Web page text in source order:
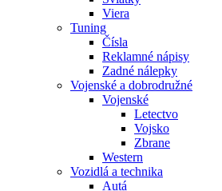
Viera
Tuning
Čísla
Reklamné nápisy
Zadné nálepky
Vojenské a dobrodružné
Vojenské
Letectvo
Vojsko
Zbrane
Western
Vozidlá a technika
Autá